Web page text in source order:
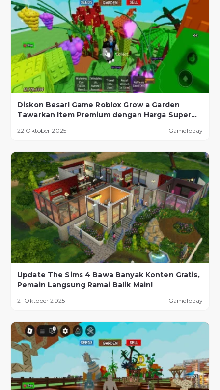
Diskon Besar! Game Roblox Grow a Garden
Tawarkan Item Premium dengan Harga Super
22 Oktober 2025 GameToday
Update The Sims 4 Bawa Banyak Konten Gratis,
Pemain Langsung Ramai Balik Main!
21 Oktober 2025 GameToday